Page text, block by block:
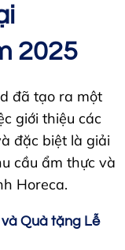
2025
đã tạo ra một
giới thiệu các
đặc biệt là giải
cầu ẩm thực và
Horeca.
Quà tặng Lễ